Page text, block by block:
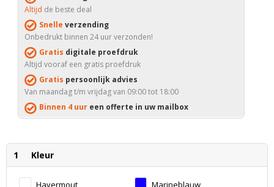
Altijd de beste deal
Snelle verzending
Onbedrukt binnen 24 uur verzonden!
Gratis digitale proefdruk
Altijd vooraf een gratis proefdruk
Gratis persoonlijk advies
Van maandag t/m vrijdag van 09:00 tot 18:00
Binnen 4 uur een offerte in uw mailbox
1 Kleur
Havermout
Marineblauw